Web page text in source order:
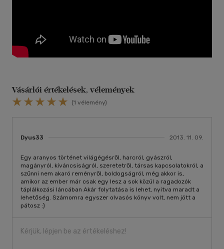
Vásárlói értékelések, vélemények
(1 vélemény)
Dyus33 2013. 11. 09.
Egy aranyos történet világégésről, harcról, gyászról,
magányról, kíváncsiságról, szeretetről, társas kapcsolatokról, a
szűnni nem akaró reményről, boldogságról, még akkor is,
amikor az ember már csak egy lesz a sok közül a ragadozók
táplálkozási láncában Akár folytatása is lehet, nyitva maradt a
lehetőség. Számomra egyszer olvasós könyv volt, nem jött a
pátosz :)
Kérjük, lépjen be az értékeléshez!